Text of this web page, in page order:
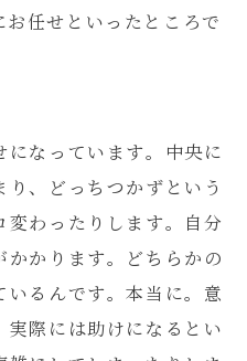
任せといったところで
になっています。中央に
、どっちつかずという
変わったりします。自分
かかります。どちらかの
いるんです。本当に。意
実際には助けになるとい